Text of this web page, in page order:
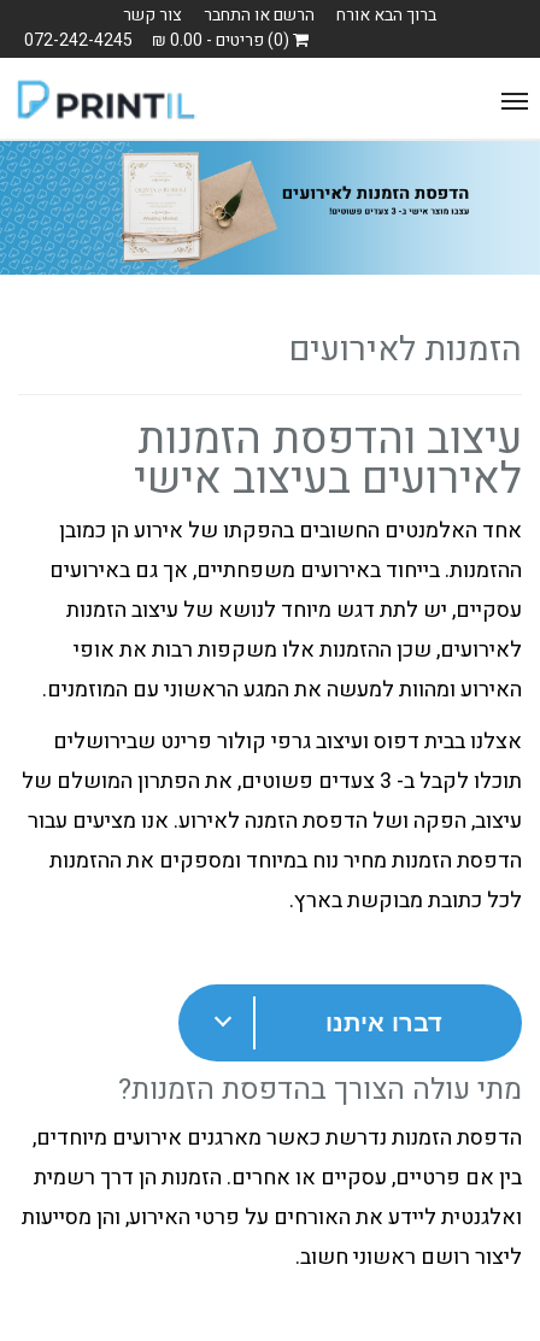
ברוך הבא אורח הרשם או התחבר
צור קשר
(0) פריטים - 0.00 ₪
072-242-4245
Toggle
navigation
הזמנות לאירועים
עיצוב והדפסת הזמנות
לאירועים בעיצוב אישי
אחד האלמנטים החשובים בהפקתו של אירוע הן כמובן
ההזמנות. בייחוד באירועים משפחתיים, אך גם באירועים
עסקיים, יש לתת דגש מיוחד לנושא של עיצוב הזמנות
לאירועים, שכן ההזמנות אלו משקפות רבות את אופי
האירוע ומהוות למעשה את המגע הראשוני עם המוזמנים.
אצלנו בבית דפוס ועיצוב גרפי קולור פרינט שבירושלים
תוכלו לקבל ב- 3 צעדים פשוטים, את הפתרון המושלם של
עיצוב, הפקה ושל הדפסת הזמנה לאירוע. אנו מציעים עבור
הדפסת הזמנות מחיר נוח במיוחד ומספקים את ההזמנות
לכל כתובת מבוקשת בארץ.
דברו איתנו
מתי עולה הצורך בהדפסת הזמנות?
הדפסת הזמנות נדרשת כאשר מארגנים אירועים מיוחדים,
בין אם פרטיים, עסקיים או אחרים. הזמנות הן דרך רשמית
ואלגנטית ליידע את האורחים על פרטי האירוע, והן מסייעות
ליצור רושם ראשוני חשוב.